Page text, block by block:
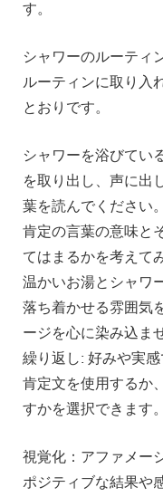
す。
シャワーのルーティ
ルーティンに取り入
とおりです。
シャワーを浴びてい
を取り出し、声に出
葉を読んでください。
肯定の言葉の意味と
てはまるかを考えて
温かいお湯とシャワ
落ち着かせる雰囲気
ージを心に染み込ま
繰り返し: 好みや実
肯定文を使用するか
すかを選択できます。
視覚化：アファメー
ポジティブな結果や